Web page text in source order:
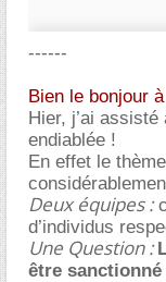
------
Bien le bonjour
Hier, j’ai
endiablée !
En effet le
Deux équipes :
d’individus
Une Question :
être sanctionné